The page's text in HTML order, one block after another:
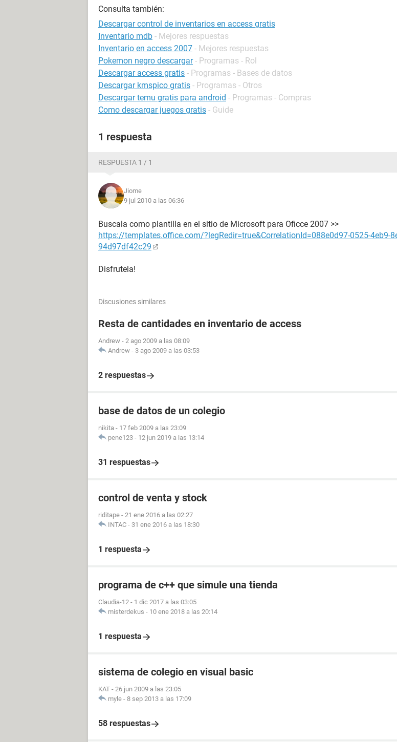
Consulta también:
Descargar control de inventarios en access gratis
Inventario mdb - Mejores respuestas
Inventario en access 2007 - Mejores respuestas
Pokemon negro descargar - Programas - Rol
Descargar access gratis - Programas - Bases de datos
Descargar kmspico gratis - Programas - Otros
Descargar temu gratis para android - Programas - Compras
Como descargar juegos gratis - Guide
1 respuesta
RESPUESTA 1 / 1
Jiome
9 jul 2010 a las 06:36
Buscala como plantilla en el sitio de Microsoft para Oficce 2007 >>
https://templates.office.com/?legRedir=true&CorrelationId=088e0d97-0525-4eb9-
94d97df42c29
Disfrutela!
Discusiones similares
Resta de cantidades en inventario de access
Andrew - 2 ago 2009 a las 08:09
Andrew - 3 ago 2009 a las 03:53
2 respuestas
base de datos de un colegio
nikita - 17 feb 2009 a las 23:09
pene123 - 12 jun 2019 a las 13:14
31 respuestas
control de venta y stock
riditape - 21 ene 2016 a las 02:27
INTAC - 31 ene 2016 a las 18:30
1 respuesta
programa de c++ que simule una tienda
Claudia-12 - 1 dic 2017 a las 03:05
misterdekus - 10 ene 2018 a las 20:14
1 respuesta
sistema de colegio en visual basic
KAT - 26 jun 2009 a las 23:05
myle - 8 sep 2013 a las 17:09
58 respuestas